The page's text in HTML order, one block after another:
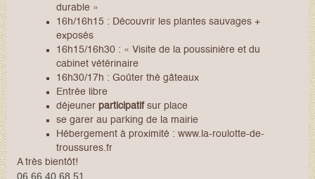
durable »
16h/16h15 : Découvrir les plantes sauvages +
exposés
16h15/16h30 : « Visite de la poussinière et du
cabinet vétérinaire
16h30/17h : Goûter thé gâteaux
Entrée libre
déjeuner participatifsur place
se garer au parking de la mairie
Hébergement à proximité : www.la-roulotte-de-
troussures.fr
A très bientôt!
06.66.40.68.51